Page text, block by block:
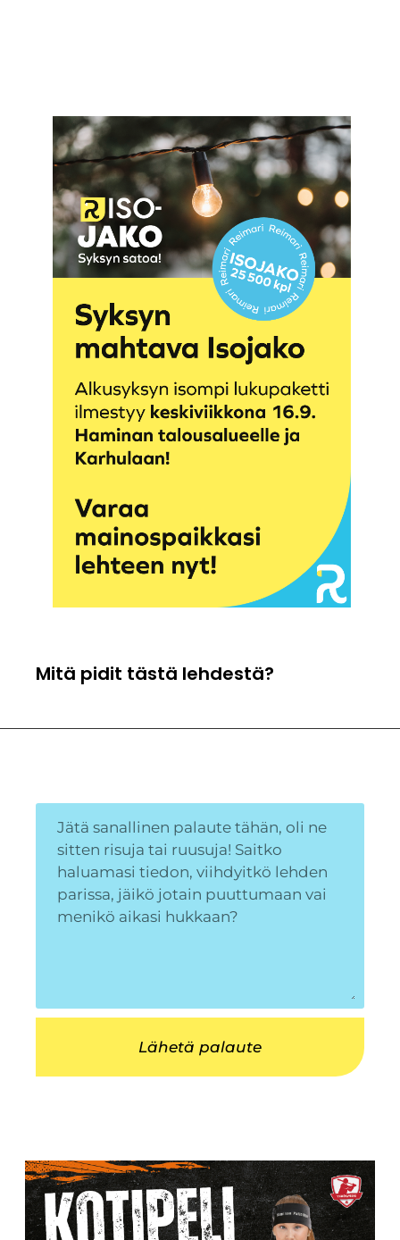
Mitä pidit tästä lehdestä?
Lähetä palaute